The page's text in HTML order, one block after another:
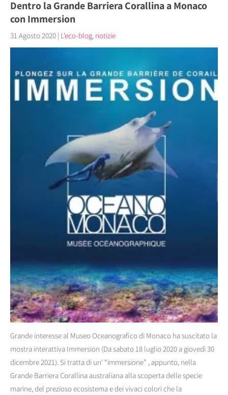
Dentro la Grande Barriera Corallina a Monaco
con Immersion
31 Agosto 2020 | L'eco-blog, notizie
Grande interesse al Museo Oceanografico di Monaco ha suscitato la
mostra interattiva Immersion (Da sabato 18 luglio 2020 a giovedì 30
dicembre 2021). Si tratta di un' “immersione” , appunto, nella
Grande Barriera Corallina australiana alla scoperta delle specie
marine, del prezioso ecosistema e dei vivaci colori che la